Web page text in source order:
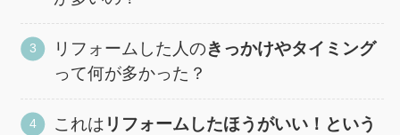
リフォームした人のきっかけやタイミング
って何が多かった？
これは リフォームしたほうがいい！という